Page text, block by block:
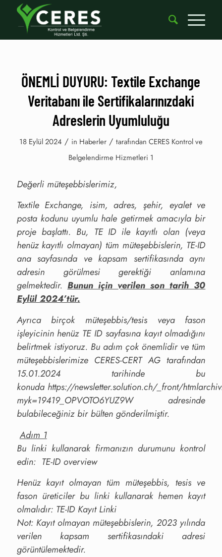
ÖNEMLİ DUYURU: Textile Exchange
Veritabanı ile Sertifikalarınızdaki
Adreslerin Uyumluluğu
18 Eylül 2024 / in Haberler / tarafından CERES Kontrol ve
Belgelendirme Hizmetleri 1
Değerli müteşebbislerimiz,
Textile Exchange, isim, adres, şehir, eyalet ve
posta kodunu uyumlu hale getirmek amacıyla bir
proje başlattı. Bu, TE ID ile kayıtlı olan (veya
henüz kayıtlı olmayan) tüm müteşebbislerin, TE-ID
ana sayfasında ve kapsam sertifikasında aynı
adresin görülmesi gerektiği anlamına
gelmektedir. Bunun için verilen son tarih 30
Eylül 2024’tür.
Ayrıca birçok müteşebbis/tesis veya fason
işleyicinin henüz TE ID sayfasına kayıt olmadığını
belirtmek istiyoruz. Bu adım çok önemlidir ve tüm
müteşebbislerimize CERES-CERT AG tarafından
15.01.2024 tarihinde bu
konuda https://newsletter.solution.ch/_front/
myk=19419_OPVOTO6YUZ9W
adresinde
bulabileceğiniz bir bülten gönderilmiştir.
Adım 1
Bu linki kullanarak firmanızın durumunu kontrol
edin: TE-ID overview
Henüz kayıt olmayan tüm müteşebbis, tesis ve
fason üreticiler bu linki kullanarak hemen kayıt
olmalıdır: TE-ID Kayıt Linki
Not: Kayıt olmayan müteşebbislerin, 2023 yılında
verilen kapsam sertifikasındaki adresi
görüntülemektedir.